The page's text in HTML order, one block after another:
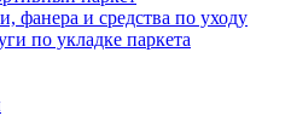
фанера и средства по уходу
по укладке паркета